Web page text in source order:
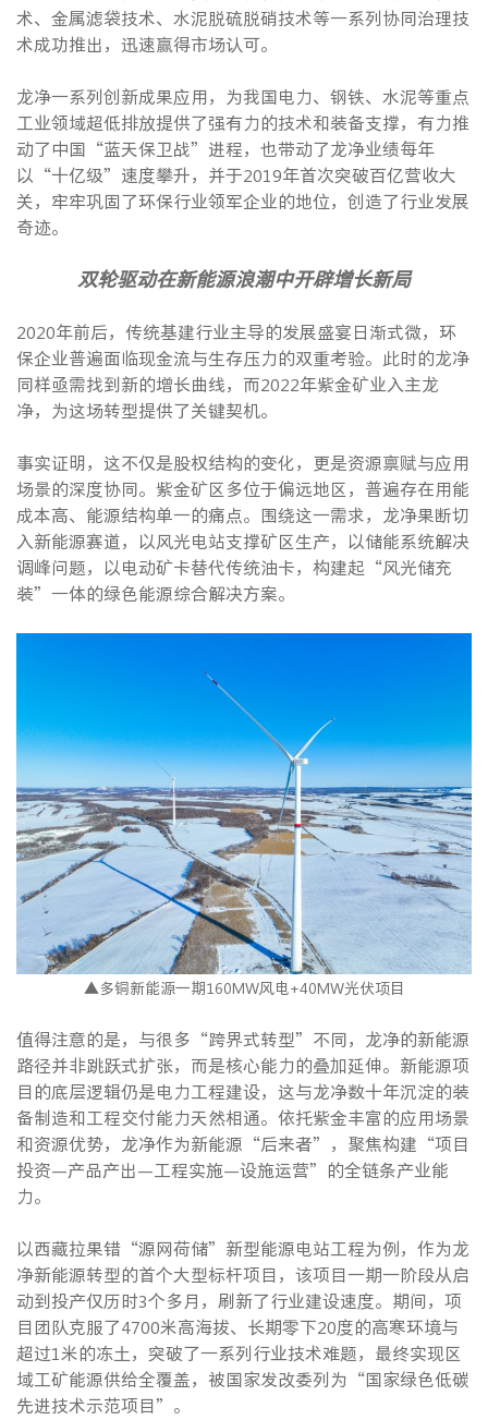
术、金属滤袋技术、水泥脱硫脱硝技术等一系列协同治理技
术成功推出，迅速赢得市场认可。
龙净一系列创新成果应用，为我国电力、钢铁、水泥等重点
工业领域超低排放提供了强有力的技术和装备支撑，有力推
动了中国“蓝天保卫战”进程，也带动了龙净业绩每年
以“十亿级”速度攀升，并于2019年首次突破百亿营收大
关，牢牢巩固了环保行业领军企业的地位，创造了行业发展
奇迹。
双轮驱动在新能源浪潮中开辟增长新局
2020年前后，传统基建行业主导的发展盛宴日渐式微，环
保企业普遍面临现金流与生存压力的双重考验。此时的龙净
同样亟需找到新的增长曲线，而2022年紫金矿业入主龙
净，为这场转型提供了关键契机。
事实证明，这不仅是股权结构的变化，更是资源禀赋与应用
场景的深度协同。紫金矿区多位于偏远地区，普遍存在用能
成本高、能源结构单一的痛点。围绕这一需求，龙净果断切
入新能源赛道，以风光电站支撑矿区生产，以储能系统解决
调峰问题，以电动矿卡替代传统油卡，构建起“风光储充
装”一体的绿色能源综合解决方案。
▲多铜新能源一期160MW风电+40MW光伏项目
值得注意的是，与很多“跨界式转型”不同，龙净的新能源
路径并非跳跃式扩张，而是核心能力的叠加延伸。新能源项
目的底层逻辑仍是电力工程建设，这与龙净数十年沉淀的装
备制造和工程交付能力天然相通。依托紫金丰富的应用场景
和资源优势，龙净作为新能源“后来者”，聚焦构建“项目
投资—产品产出—工程实施—设施运营”的全链条产业能
力。
以西藏拉果错“源网荷储”新型能源电站工程为例，作为龙
净新能源转型的首个大型标杆项目，该项目一期一阶段从启
动到投产仅历时3个多月，刷新了行业建设速度。期间，项
目团队克服了4700米高海拔、长期零下20度的高寒环境与
超过1米的冻土，突破了一系列行业技术难题，最终实现区
域工矿能源供给全覆盖，被国家发改委列为“国家绿色低碳
先进技术示范项目”。